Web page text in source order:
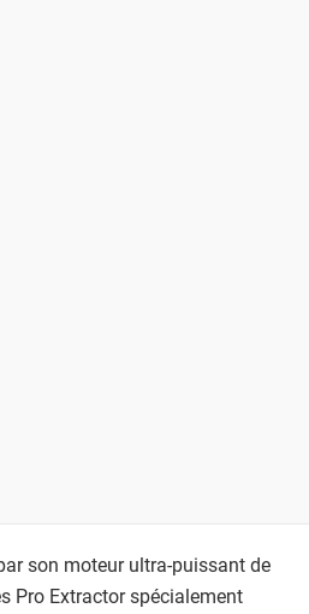
son moteur ultra-puissant de
Pro Extractor spécialement